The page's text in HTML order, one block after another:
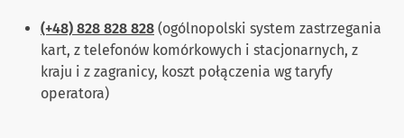
(+48) 828 828 828 (ogólnopolski system zastrzegania
kart, z telefonów komórkowych i stacjonarnych, z
kraju i z zagranicy, koszt połączenia wg taryfy
operatora)